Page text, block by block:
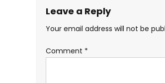
Leave a Reply
Your email address will not be
Comment *